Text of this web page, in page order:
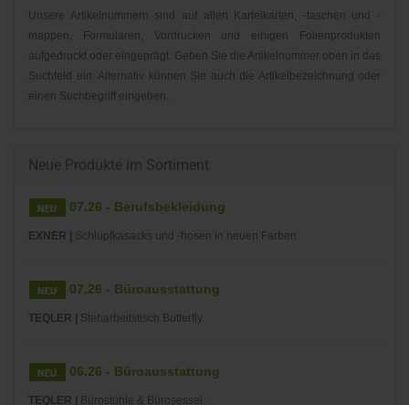
Unsere Artikelnummern sind auf allen Karteikarten, -taschen und -
mappen, Formularen, Vordrucken und einigen Folienprodukten
aufgedruckt oder eingeprägt. Geben Sie die Artikelnummer oben in das
Suchfeld ein. Alternativ können Sie auch die Artikelbezeichnung oder
einen Suchbegriff eingeben.
Neue Produkte im Sortiment
07.26 - Berufsbekleidung
EXNER | Schlupfkasacks und -hosen in neuen Farben.
07.26 - Büroausstattung
TEQLER | Steharbeitstisch Butterfly.
06.26 - Büroausstattung
TEQLER | Bürostühle & Bürosessel.